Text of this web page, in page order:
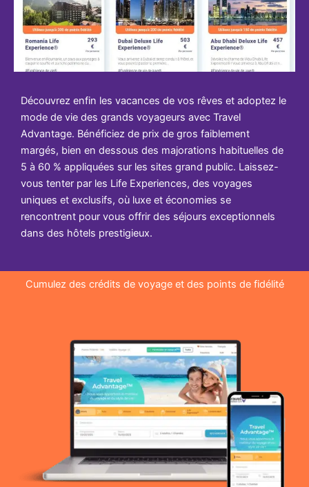
Découvrez enfin les vacances de vos rêves et adoptez le
mode de vie des grands voyageurs avec Travel
Advantage. Bénéficiez de prix de gros faiblement
margés, bien en dessous des majorations habituelles de
5 à 60 % appliquées sur les sites grand public. Laissez-
vous tenter par les Life Experiences, des voyages
uniques et exclusifs, où luxe et économies se
rencontrent pour vous offrir des séjours exceptionnels
dans des hôtels prestigieux.
Cumulez des crédits de voyage et des points de fidélité